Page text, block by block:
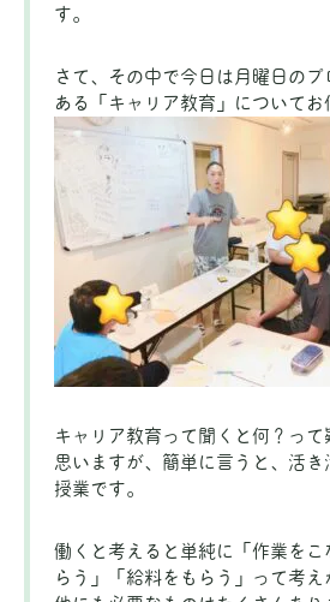
す。
さて、その中で今日は月曜日の
ある「キャリア教育」についてお
キャリア教育って聞くと何？って
思いますが、簡単に言うと、活
授業です。
働くと考えると単純に「作業をこ
らう」「給料をもらう」って考